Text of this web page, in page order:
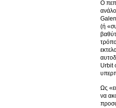
Ο
(ή
Urbit
Ως
να